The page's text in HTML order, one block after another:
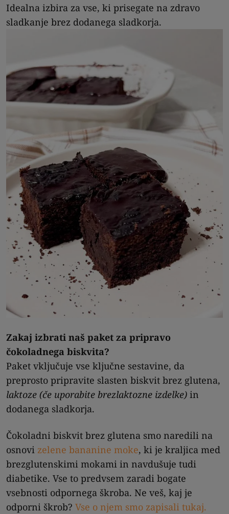
Idealna izbira za vse, ki prisegate na zdravo
sladkanje brez dodanega sladkorja.
Zakaj izbrati naš paket za pripravo
čokoladnega biskvita?
Paket vključuje vse ključne sestavine, da
preprosto pripravite slasten biskvit brez glutena,
laktoze (če uporabite brezlaktozne izdelke) in
dodanega sladkorja.
Čokoladni biskvit brez glutena smo naredili na
osnovi zelene bananine moke, ki je kraljica med
brezglutenskimi mokami in navdušuje tudi
diabetike. Vse to predvsem zaradi bogate
vsebnosti odpornega škroba. Ne veš, kaj je
odporni škrob? Vse o njem smo zapisali tukaj.